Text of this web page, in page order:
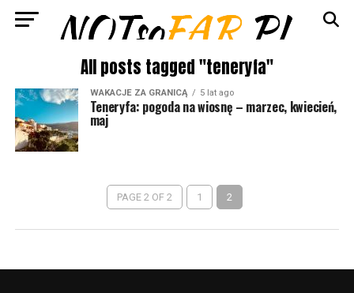
All posts tagged "teneryfa"
WAKACJE ZA GRANICĄ 5 lat ago
Teneryfa: pogoda na wiosnę – marzec, kwiecień,
maj
PAGE 2 OF 2 1 2